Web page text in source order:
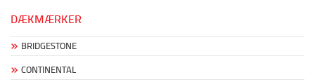
DÆKMÆRKER
BRIDGESTONE
CONTINENTAL